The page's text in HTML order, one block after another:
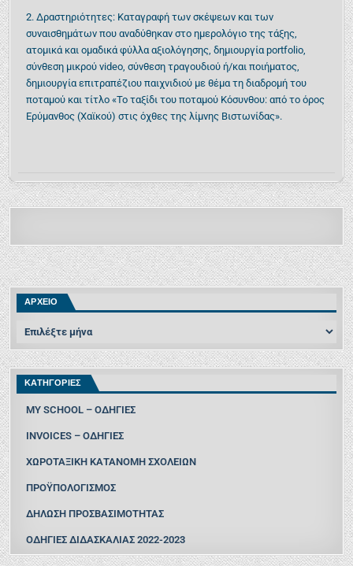
2. Δραστηριότητες: Καταγραφή των σκέψεων και των
συναισθημάτων που αναδύθηκαν στο ημερολόγιο της τάξης,
ατομικά και ομαδικά φύλλα αξιολόγησης, δημιουργία portfolio,
σύνθεση μικρού video, σύνθεση τραγουδιού ή/και ποιήματος,
δημιουργία επιτραπέζιου παιχνιδιού με θέμα τη διαδρομή του
ποταμού και τίτλο «Το ταξίδι του ποταμού Κόσυνθου: από το όρος
Ερύμανθος (Χαϊκού) στις όχθες της λίμνης Βιστωνίδας».
ΑΡΧΕΙΟ
ΚΑΤΗΓΟΡΙΕΣ
MY SCHOOL – ΟΔΗΓΙΕΣ
INVOICES – ΟΔΗΓΙΕΣ
ΧΩΡΟΤΑΞΙΚΗ ΚΑΤΑΝΟΜΗ ΣΧΟΛΕΙΩΝ
ΠΡΟΫΠΟΛΟΓΙΣΜΟΣ
ΔΗΛΩΣΗ ΠΡΟΣΒΑΣΙΜΟΤΗΤΑΣ
ΟΔΗΓΙΕΣ ΔΙΔΑΣΚΑΛΙΑΣ 2022-2023